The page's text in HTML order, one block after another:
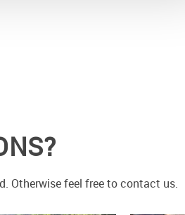
Otherwise feel free to contact us.